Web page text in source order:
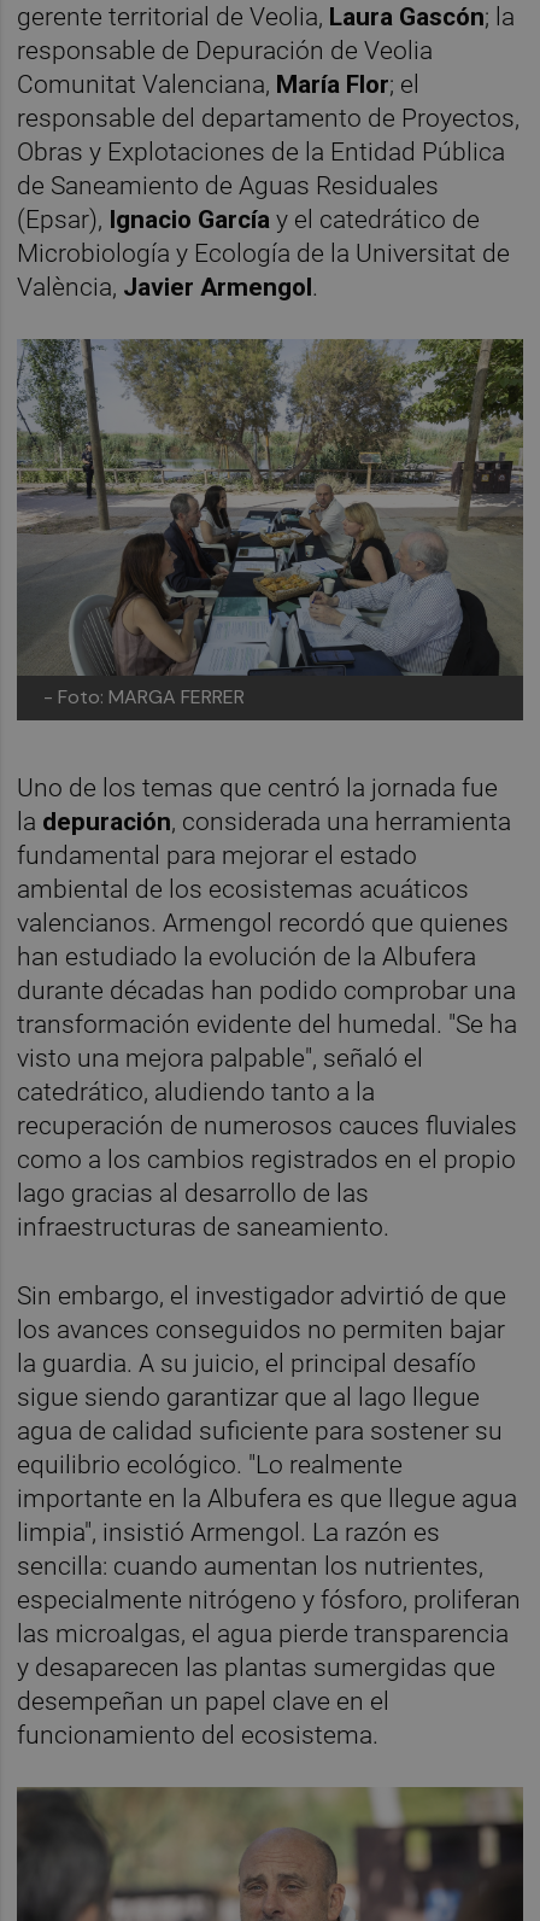
gerente territorial de Veolia, Laura Gascón; la
responsable de Depuración de Veolia
Comunitat Valenciana, María Flor; el
responsable del departamento de Proyectos,
Obras y Explotaciones de la Entidad Pública
de Saneamiento de Aguas Residuales
(Epsar), Ignacio García y el catedrático de
Microbiología y Ecología de la Universitat de
València, Javier Armengol.
- Foto: MARGA FERRER
Uno de los temas que centró la jornada fue
la depuración, considerada una herramienta
fundamental para mejorar el estado
ambiental de los ecosistemas acuáticos
valencianos. Armengol recordó que quienes
han estudiado la evolución de la Albufera
durante décadas han podido comprobar una
transformación evidente del humedal. "Se ha
visto una mejora palpable", señaló el
catedrático, aludiendo tanto a la
recuperación de numerosos cauces fluviales
como a los cambios registrados en el propio
lago gracias al desarrollo de las
infraestructuras de saneamiento.
Sin embargo, el investigador advirtió de que
los avances conseguidos no permiten bajar
la guardia. A su juicio, el principal desafío
sigue siendo garantizar que al lago llegue
agua de calidad suficiente para sostener su
equilibrio ecológico. "Lo realmente
importante en la Albufera es que llegue agua
limpia", insistió Armengol. La razón es
sencilla: cuando aumentan los nutrientes,
especialmente nitrógeno y fósforo, proliferan
las microalgas, el agua pierde transparencia
y desaparecen las plantas sumergidas que
desempeñan un papel clave en el
funcionamiento del ecosistema.